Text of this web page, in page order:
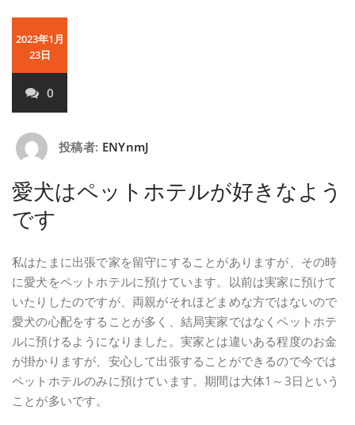
2023年1月
23日
0
投稿者: ENYnmJ
愛犬はペットホテルが好きなよう
です
私はたまに出張で家を留守にすることがありますが、その時
に愛犬をペットホテルに預けています。以前は実家に預けて
いたりしたのですが、両親がそれほどまめな方ではないので
愛犬の心配をすることが多く、結局実家ではなくペットホテ
ルに預けるようになりました。実家とは違いある程度のお金
が掛かりますが、安心して出張することができるので今では
ペットホテルのみに預けています。期間は大体1～3日という
ことが多いです。